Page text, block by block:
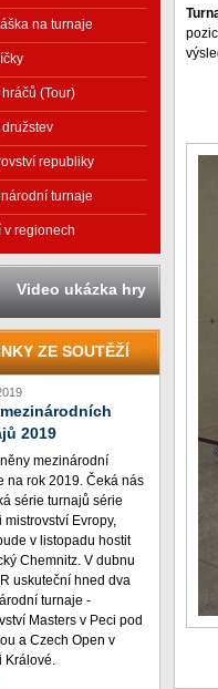
na turnaje
hráčů (Tour)
družstev
republiky
turnaje
v regionech
Video ukázka hry
ZE SOUTĚŽÍ
mezinárodních
2019
mezinárodní
na rok 2019. Čeká nás
série turnajů série
mistrovství Evropy,
v listopadu hostit
Chemnitz. V dubnu
uskuteční hned dva
turnaje -
Masters v Peci pod
a Czech Open v
Králové.